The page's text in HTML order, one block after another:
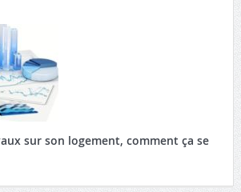
sur son logement, comment ça se